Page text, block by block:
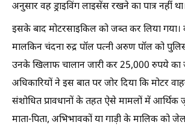
अनुसार वह ड्राइविंग लाइसेंस रखने का पात्र नहीं
इसके बाद मोटरसाइकिल को जब्त कर लिया
मालकिन चंदना रुद्र पॉल पत्नी अरुण पॉल को
उनके खिलाफ चालान जारी कर 25,000 रुपये का
अधिकारियों ने इस बात पर जोर दिया कि मोटर
संशोधित प्रावधानों के तहत ऐसे मामलों में आर्थिक
माता-पिता, अभिभावकों या गाड़ी के मालिक को